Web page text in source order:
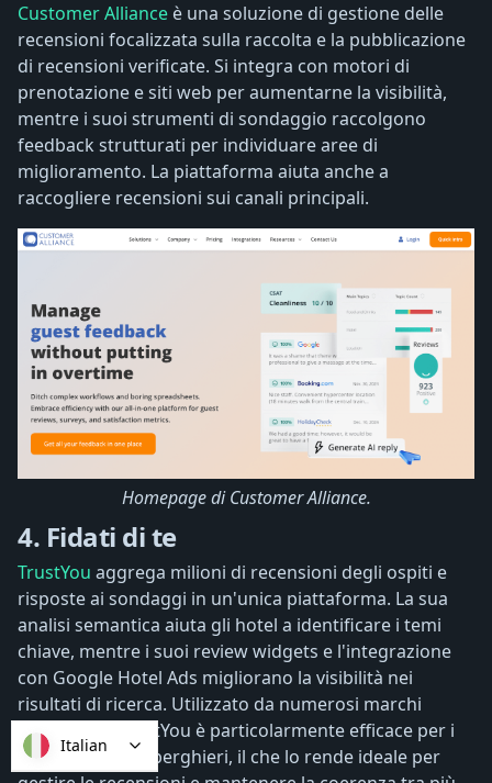
Customer Alliance è una soluzione di gestione delle
recensioni focalizzata sulla raccolta e la pubblicazione
di recensioni verificate. Si integra con motori di
prenotazione e siti web per aumentarne la visibilità,
mentre i suoi strumenti di sondaggio raccolgono
feedback strutturati per individuare aree di
miglioramento. La piattaforma aiuta anche a
raccogliere recensioni sui canali principali.
Homepage di Customer Alliance.
4. Fidati di te
TrustYou aggrega milioni di recensioni degli ospiti e
risposte ai sondaggi in un'unica piattaforma. La sua
analisi semantica aiuta gli hotel a identificare i temi
chiave, mentre i suoi review widgets e l'integrazione
con Google Hotel Ads migliorano la visibilità nei
risultati di ricerca. Utilizzato da numerosi marchi
alberghieri, TrustYou è particolarmente efficace per i
grandi gruppi alberghieri, il che lo rende ideale per
Italian